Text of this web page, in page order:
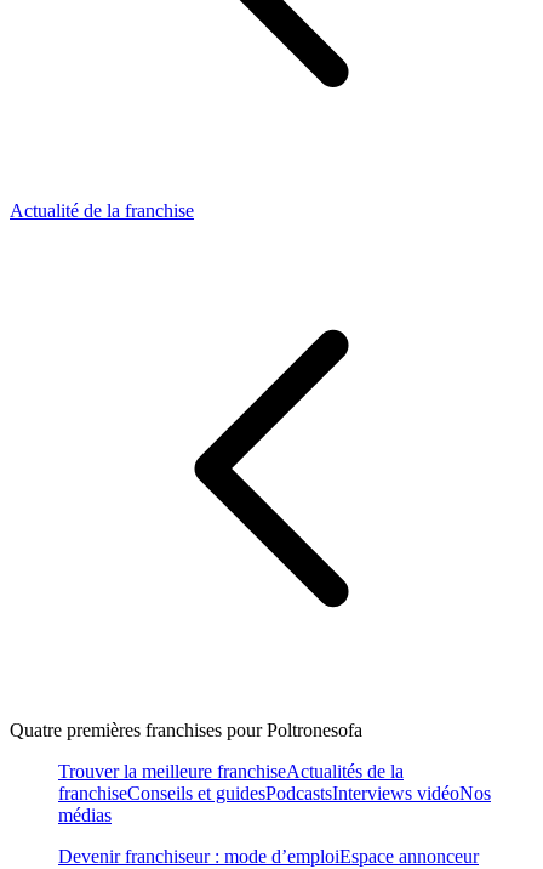
Actualité de la franchise
Quatre premières franchises pour Poltronesofa
Trouver la meilleure franchiseActualités de la
franchiseConseils et guidesPodcastsInterviews vidéoNos
médias
Devenir franchiseur : mode d’emploiEspace annonceur